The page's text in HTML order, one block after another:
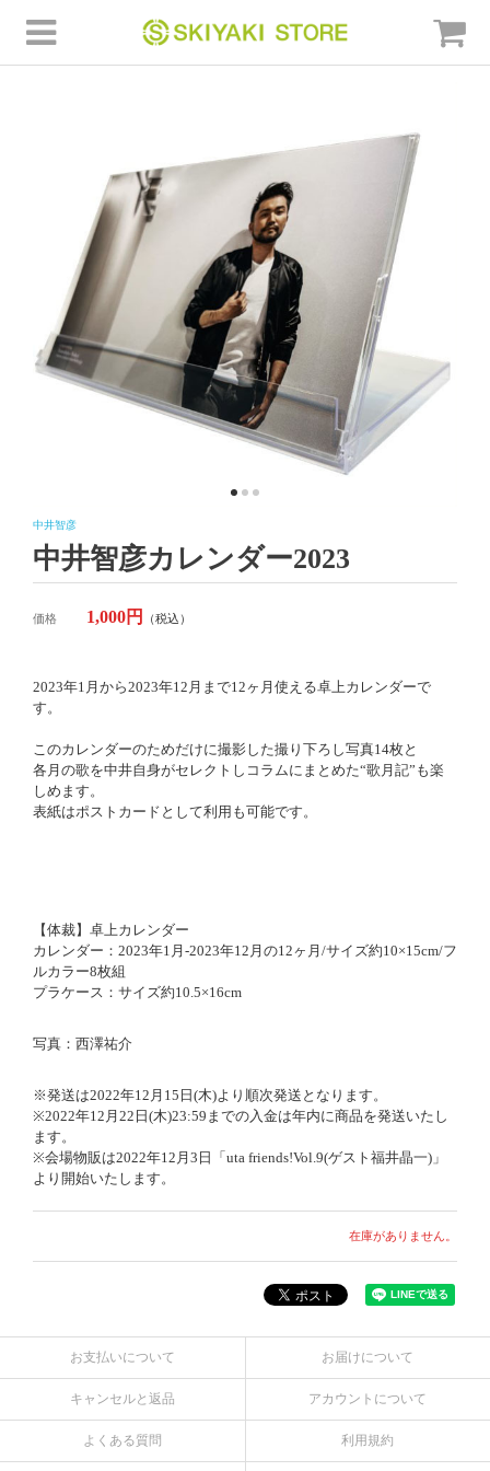
中井智彦
中井智彦カレンダー2023
価格 1,000円 （税込）
2023年1月から2023年12月まで12ヶ月使える卓上カレンダーで
す。
このカレンダーのためだけに撮影した撮り下ろし写真14枚と
各月の歌を中井自身がセレクトしコラムにまとめた“歌月記”も楽
しめます。
表紙はポストカードとして利用も可能です。
【体裁】卓上カレンダー
カレンダー：2023年1月-2023年12月の12ヶ月/サイズ約10×15cm/フ
ルカラー8枚組
プラケース：サイズ約10.5×16cm
写真：西澤祐介
※発送は2022年12月15日(木)より順次発送となります。
※2022年12月22日(木)23:59までの入金は年内に商品を発送いたし
ます。
※会場物販は2022年12月3日「uta friends!Vol.9(ゲスト福井晶一)」
より開始いたします。
在庫がありません。
お支払いについて お届けについて
キャンセルと返品 アカウントについて
よくある質問 利用規約